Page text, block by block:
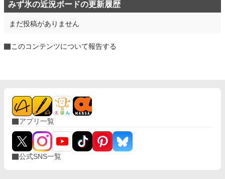
みず氷の近況ボードの更新履歴
まだ投稿がありません
このコンテンツについて報告する
アプリ一覧
公式SNS一覧